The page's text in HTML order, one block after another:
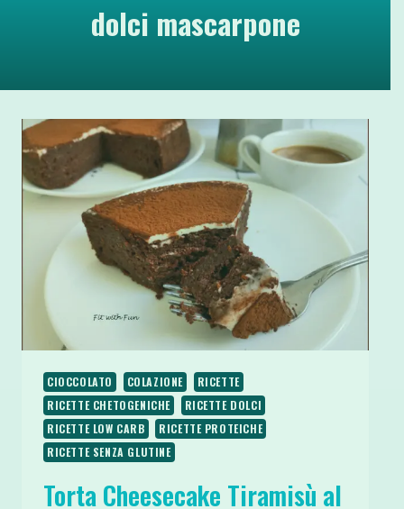
dolci mascarpone
CIOCCOLATO COLAZIONE
RICETTE
RICETTE CHETOGENICHE
RICETTE DOLCI
RICETTE LOW CARB
RICETTE PROTEICHE
RICETTE SENZA GLUTINE
Torta Cheesecake Tiramisù al